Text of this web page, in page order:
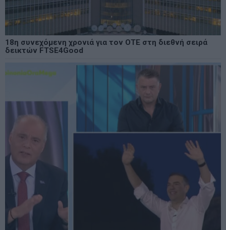
18η συνεχόμενη χρονιά για τον ΟΤΕ στη διεθνή σειρά
δεικτών FTSE4Good